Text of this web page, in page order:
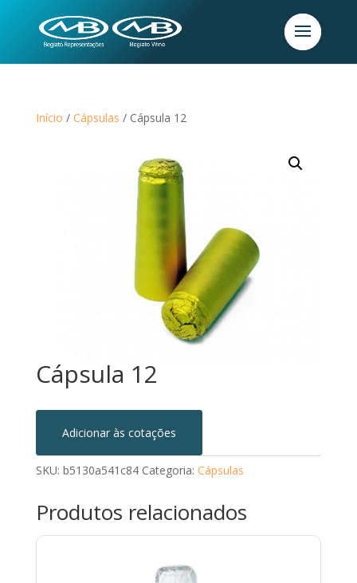
Início / Cápsulas / Cápsula 12
Cápsula 12
Adicionar às cotações
SKU: b5130a541c84 Categoria: Cápsulas
Produtos relacionados